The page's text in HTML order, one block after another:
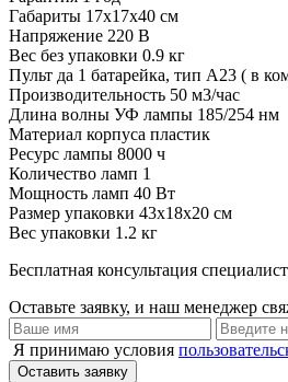
Габариты 17х17х40 см
Напряжение 220 В
Вес без упаковки 0.9 кг
Пульт да 1 батарейка, тип А23 ( в
Производительность 50 м3/час
Длина волны УФ лампы 185/254 нм
Материал корпуса пластик
Ресурс лампы 8000 ч
Количество ламп 1
Мощность ламп 40 Вт
Размер упаковки 43х18х20 см
Вес упаковки 1.2 кг
Бесплатная консультация
Оставьте заявку, и наш менеджер
Я принимаю условия
Оставить заявку